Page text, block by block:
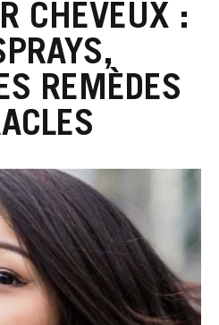
CHEVEUX :
REMÈDES